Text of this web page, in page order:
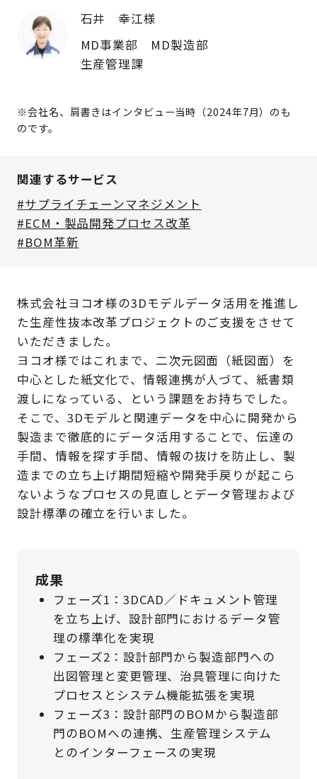
株式会社ヨコオ様の3Dモデルデータ活用を推進し
た生産性抜本改革プロジェクトのご支援をさせて
いただきました。
ヨコオ様ではこれまで、二次元図面（紙図面）を
中心とした紙文化で、情報連携が人づて、紙書類
渡しになっている、という課題をお持ちでした。
そこで、3Dモデルと関連データを中心に開発から
製造まで徹底的にデータ活用することで、伝達の
手間、情報を探す手間、情報の抜けを防止し、製
造までの立ち上げ期間短縮や開発手戻りが起こら
ないようなプロセスの見直しとデータ管理および
設計標準の確立を行いました。
成果
フェーズ1：3DCAD／ドキュメント管理
を立ち上げ、設計部門におけるデータ管
理の標準化を実現
フェーズ2：設計部門から製造部門への
出図管理と変更管理、治具管理に向けた
プロセスとシステム機能拡張を実現
フェーズ3：設計部門のBOMから製造部
門のBOMへの連携、生産管理システム
とのインターフェースの実現
石井 幸江様
MD事業部 MD製造部
生産管理課
※会社名、肩書きはインタビュー当時（2024年7月）のも
のです。
関連するサービス
#サプライチェーンマネジメント
#ECM・製品開発プロセス改革
#BOM革新